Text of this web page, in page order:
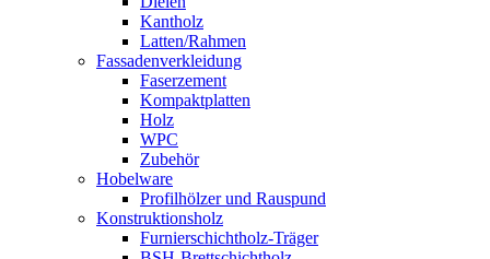
Kantholz
Latten/Rahmen
Fassadenverkleidung
Faserzement
Kompaktplatten
Holz
WPC
Zubehör
Hobelware
Profilhölzer und Rauspund
Konstruktionsholz
Furnierschichtholz-Träger